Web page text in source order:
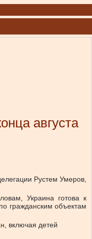
августа
Рустем Умеров,
Украина готова к
гражданским объектам
включая детей